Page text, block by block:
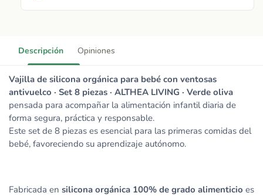
Descripción Opiniones
Vajilla de silicona orgánica para bebé con ventosas
antivuelco · Set 8 piezas · ALTHEA LIVING · Verde oliva
pensada para acompañar la alimentación infantil diaria de
forma segura, práctica y responsable.
Este set de 8 piezas es esencial para las primeras comidas del
bebé, favoreciendo su aprendizaje autónomo.
Fabricada en silicona orgánica 100% de grado alimenticio es